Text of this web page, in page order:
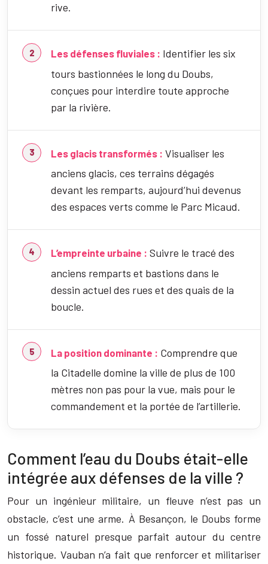
rive.
Les défenses fluviales : Identifier les six
tours bastionnées le long du Doubs,
conçues pour interdire toute approche
par la rivière.
Les glacis transformés : Visualiser les
anciens glacis, ces terrains dégagés
devant les remparts, aujourd’hui devenus
des espaces verts comme le Parc Micaud.
L’empreinte urbaine : Suivre le tracé des
anciens remparts et bastions dans le
dessin actuel des rues et des quais de la
boucle.
La position dominante : Comprendre que
la Citadelle domine la ville de plus de 100
mètres non pas pour la vue, mais pour le
commandement et la portée de l’artillerie.
Comment l’eau du Doubs était-elle
intégrée aux défenses de la ville ?
Pour un ingénieur militaire, un fleuve n’est pas un
obstacle, c’est une arme. À Besançon, le Doubs forme
un fossé naturel presque parfait autour du centre
historique. Vauban n’a fait que renforcer et militariser